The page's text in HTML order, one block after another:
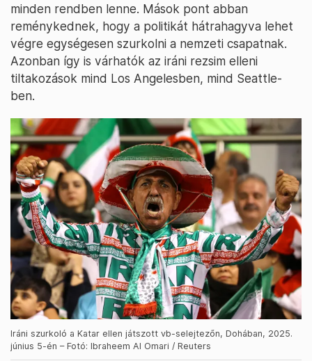
minden rendben lenne. Mások pont abban
reménykednek, hogy a politikát hátrahagyva lehet
végre egységesen szurkolni a nemzeti csapatnak.
Azonban így is várhatók az iráni rezsim elleni
tiltakozások mind Los Angelesben, mind Seattle-
ben.
Iráni szurkoló a Katar ellen játszott vb-selejtezőn, Dohában, 2025.
június 5-én – Fotó: Ibraheem Al Omari / Reuters